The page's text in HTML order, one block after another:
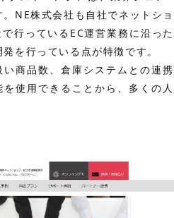
NE株式会社も自社でネットショ
行っているEC運営業務に沿った
を行っている点が特徴です。
商品数、倉庫システムとの連携
使用できることから、多くの人